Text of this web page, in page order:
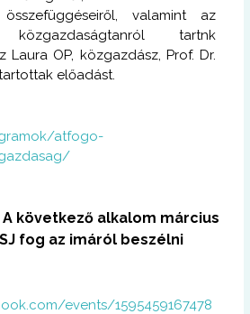
valamint az
közgazdaságtanról tartnk
Laura OP, közgazdász, Prof. Dr.
előadást.
atfogo-
következő alkalom március
fog az imáról beszélni
events/1595459167478